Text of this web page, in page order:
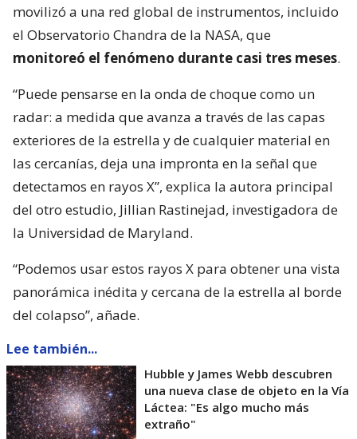
movilizó a una red global de instrumentos, incluido
el Observatorio Chandra de la NASA, que
monitoreó el fenómeno durante casi tres meses.
“Puede pensarse en la onda de choque como un
radar: a medida que avanza a través de las capas
exteriores de la estrella y de cualquier material en
las cercanías, deja una impronta en la señal que
detectamos en rayos X”, explica la autora principal
del otro estudio, Jillian Rastinejad, investigadora de
la Universidad de Maryland.
“Podemos usar estos rayos X para obtener una vista
panorámica inédita y cercana de la estrella al borde
del colapso”, añade.
Lee también...
Hubble y James Webb descubren
una nueva clase de objeto en la Vía
Láctea: "Es algo mucho más
extraño"